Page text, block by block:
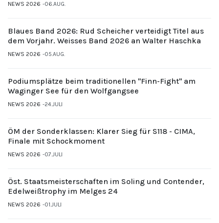
NEWS 2026 06.AUG.
Blaues Band 2026: Rud Scheicher verteidigt Titel aus
dem Vorjahr. Weisses Band 2026 an Walter Haschka
NEWS 2026 05.AUG.
Podiumsplätze beim traditionellen "Finn-Fight" am
Waginger See für den Wolfgangsee
NEWS 2026 24.JULI
ÖM der Sonderklassen: Klarer Sieg für S118 - CIMA,
Finale mit Schockmoment
NEWS 2026 07.JULI
Öst. Staatsmeisterschaften im Soling und Contender,
Edelweißtrophy im Melges 24
NEWS 2026 01.JULI